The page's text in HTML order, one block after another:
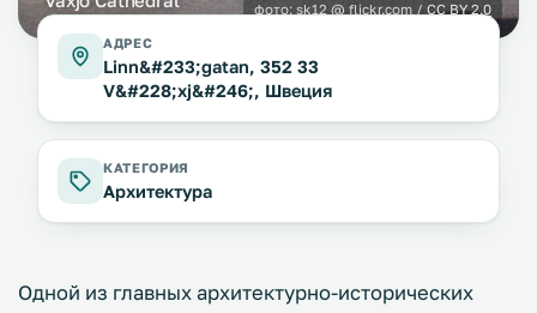
фото: sk12 @ flickr.com / CC BY 2.0
АДРЕС
Linn&#233;gatan, 352 33
V&#228;xj&#246;, Швеция
КАТЕГОРИЯ
Архитектура
Одной из главных архитектурно-исторических